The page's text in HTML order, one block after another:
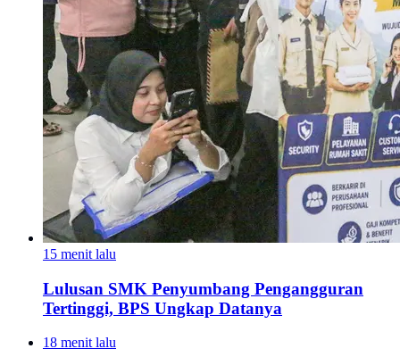
15 menit lalu
Lulusan SMK Penyumbang Pengangguran
Tertinggi, BPS Ungkap Datanya
18 menit lalu